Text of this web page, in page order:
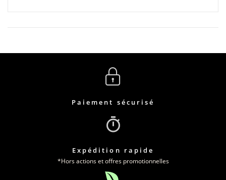
Paiement sécurisé
Expédition rapide
*Hors actions et offres promotionnelles